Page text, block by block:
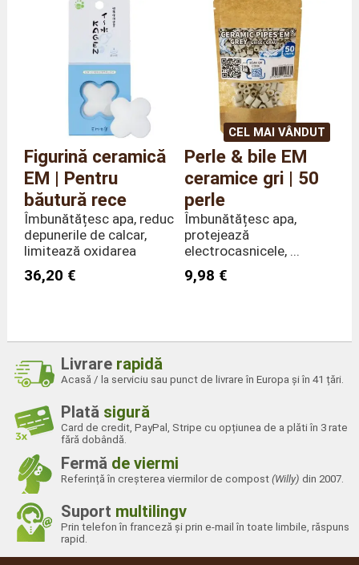
Figurină ceramică
EM | Pentru
băutură rece
Îmbunătățesc apa, reduc
depunerile de calcar,
limitează oxidarea
36,20 €
CEL MAI VÂNDUT
Perle & bile EM
ceramice gri | 50
perle
Îmbunătățesc apa,
protejează
electrocasnicele, ...
9,98 €
Livrare rapidă
Acasă / la serviciu sau punct de livrare în Europa și în 41 țări.
Plată sigură
Card de credit, PayPal, Stripe cu opțiunea de a plăti în 3 rate
fără dobândă.
Fermă de viermi
Referință în creșterea viermilor de compost(Willy) din 2007.
Suport multilingv
Prin telefon în franceză și prin e-mail în toate limbile, răspuns
rapid.